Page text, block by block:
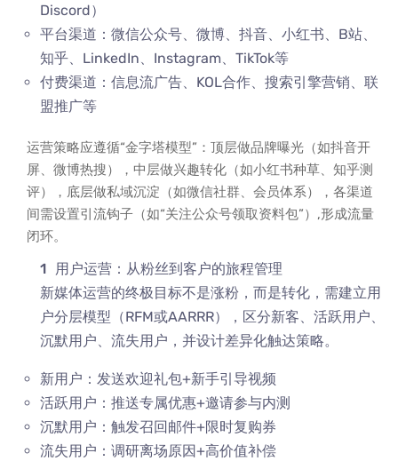
Discord）
平台渠道：微信公众号、微博、抖音、小红书、B站、
知乎、LinkedIn、Instagram、TikTok等
付费渠道：信息流广告、KOL合作、搜索引擎营销、联
盟推广等
运营策略应遵循“金字塔模型”：顶层做品牌曝光（如抖音开
屏、微博热搜），中层做兴趣转化（如小红书种草、知乎测
评），底层做私域沉淀（如微信社群、会员体系），各渠道
间需设置引流钩子（如“关注公众号领取资料包”）,形成流量
闭环。
用户运营：从粉丝到客户的旅程管理
新媒体运营的终极目标不是涨粉，而是转化，需建立用
户分层模型（RFM或AARRR），区分新客、活跃用户、
沉默用户、流失用户，并设计差异化触达策略。
新用户：发送欢迎礼包+新手引导视频
活跃用户：推送专属优惠+邀请参与内测
沉默用户：触发召回邮件+限时复购券
流失用户：调研离场原因+高价值补偿